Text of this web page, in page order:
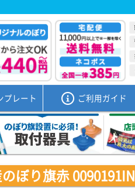
プレート ご利用ガイド
ぼり旗赤 0090191IN